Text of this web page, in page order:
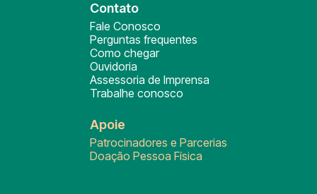
Contato
Fale Conosco
Perguntas frequentes
Como chegar
Ouvidoria
Assessoria de Imprensa
Trabalhe conosco
Apoie
Patrocinadores e Parcerias
Doação Pessoa Física